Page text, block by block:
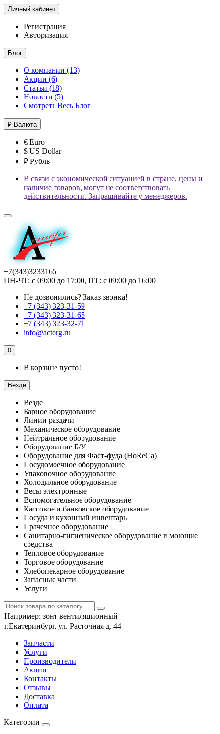
Личный кабинет
Регистрация
Авторизация
Блог
О компании (13)
Акции (6)
Статьи (18)
Новости (5)
Смотреть Весь Блог
₽ Валюта
€ Euro
$ US Dollar
₽ Рубль
В связи с экономической ситуацией в стране, цены и
наличие товаров, могут не соответствовать
действительности. Запрашивайте у менеджеров.
+7(343)3233165
ПН-ЧТ: с 09:00 до 17:00, ПТ: с 09:00 до 16:00
Не дозвонились? Заказ звонка!
+7 (343) 323-31-59
+7 (343) 323-31-65
+7 (343) 323-32-71
info@actorg.ru
0
В корзине пусто!
Везде
Везде
Барное оборудование
Линии раздачи
Механическое оборудование
Нейтральное оборудование
Оборудование Б/У
Оборудование для Фаст-фуда (HoReCa)
Посудомоечное оборудование
Упаковочное оборудование
Холодильное оборудование
Весы электронные
Вспомогательное оборудование
Кассовое и банковское оборудование
Посуда и кухонный инвентарь
Прачечное оборудование
Санитарно-гигиеническое оборудование и моющие
средства
Тепловое оборудование
Торговое оборудование
Хлебопекарное оборудование
Запасные части
Услуги
Например: зонт вентиляционный
г.Екатеринбург, ул. Расточная д. 44
Запчасти
Услуги
Производители
Акции
Контакты
Отзывы
Доставка
Оплата
Категории